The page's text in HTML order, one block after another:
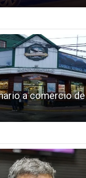
a comercio de